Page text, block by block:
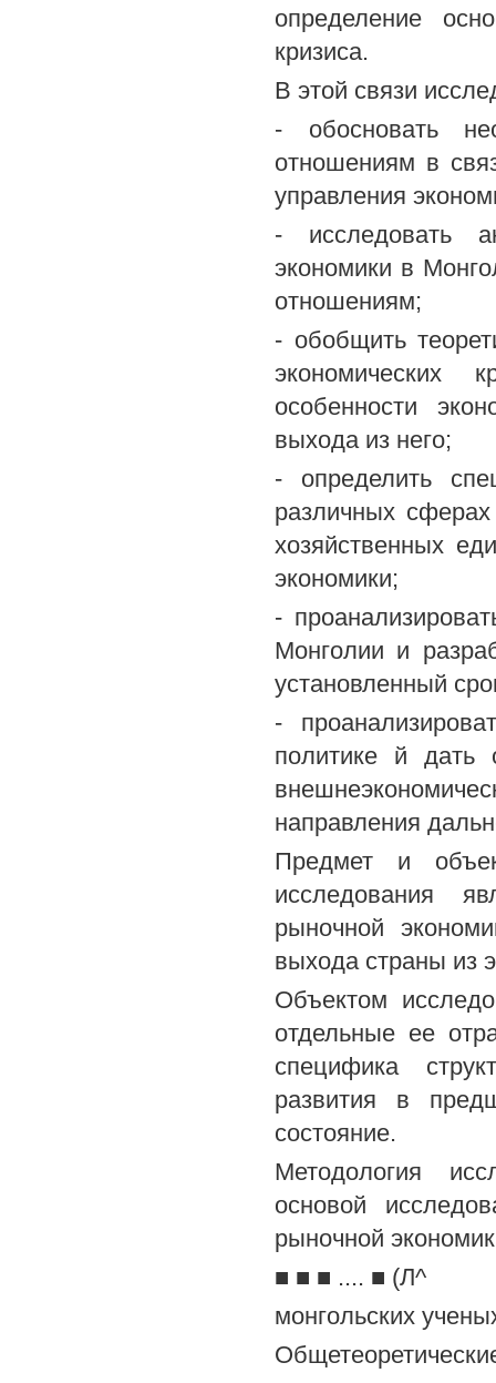
определение
кризиса.
В этой связи
- обосновать
отношениям в
управления
- исследовать
экономики в
отношениям;
- обобщить
экономических
особенности
выхода из него;
- определить
различных
хозяйственных
экономики;
-
Монголии и
установленный
-
политике й дать
направления
Предмет и
исследования
рыночной
выхода страны из
Объектом
отдельные ее
специфика
развития в
состояние.
Методология
основой
рыночной
■ ■ ■ .... ■ (Л^
монгольских